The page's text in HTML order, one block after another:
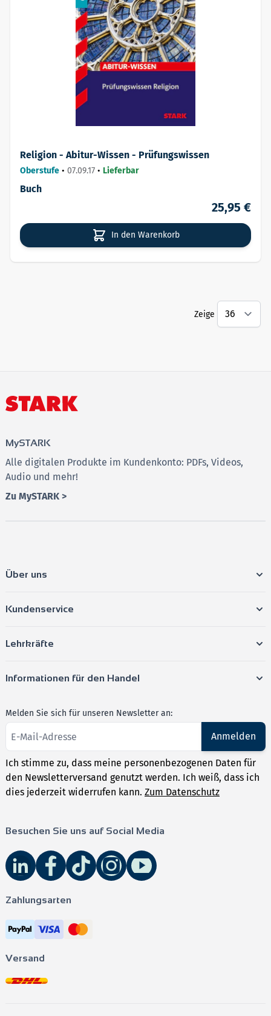
Religion - Abitur-Wissen - Prüfungswissen
Oberstufe • 07.09.17 • Lieferbar
Buch
25,95 €
In den Warenkorb
Zeige
MySTARK
Alle digitalen Produkte im Kundenkonto: PDFs, Videos,
Audio und mehr!
Zu MySTARK >
Über uns
Kundenservice
Lehrkräfte
Informationen für den Handel
Melden Sie sich für unseren Newsletter an:
Anmelden
Ich stimme zu, dass meine personenbezogenen Daten für
den Newsletterversand genutzt werden. Ich weiß, dass ich
dies jederzeit widerrufen kann. Zum Datenschutz
Besuchen Sie uns auf Social Media
Zahlungsarten
Versand